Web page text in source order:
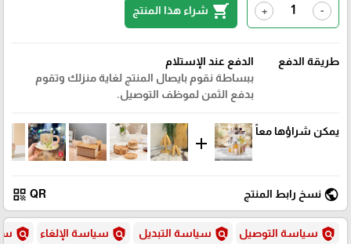
-
+
shopping_cart شراء هذا المنتج
طريقة الدفع
الدفع عند الإستلام
ببساطة نقوم بايصال المنتج لغاية منزلك وتقوم
بدفع الثمن لموظف التوصيل.
يمكن شراؤها معاً
add
public نسخ رابط المنتج QR
qr_code
policy سياسة التوصيل policy سياسة التبديل policy سياسة الإلغاء policy